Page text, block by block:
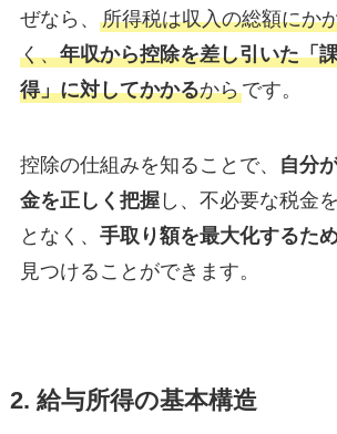
ぜなら、 所得税は収入の総額にか
く、年収から控除を差し引いた「
得」に対してかかるからです。
控除の仕組みを知ることで、
自分
金を正しく把握し、不必要な税金
となく、 手取り額を最大化するた
見つけることができます。
2. 給与所得の基本構造